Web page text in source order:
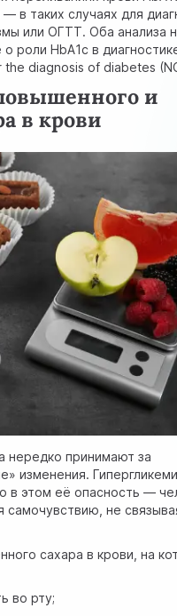
в таких случаях для
или ОГТТ. Оба анализа
роли HbA1c в
diagnosis of diabetes
и
в крови
нередко принимают за
изменения.
в этом её опасность —
не
сахара в крови, на
во рту;